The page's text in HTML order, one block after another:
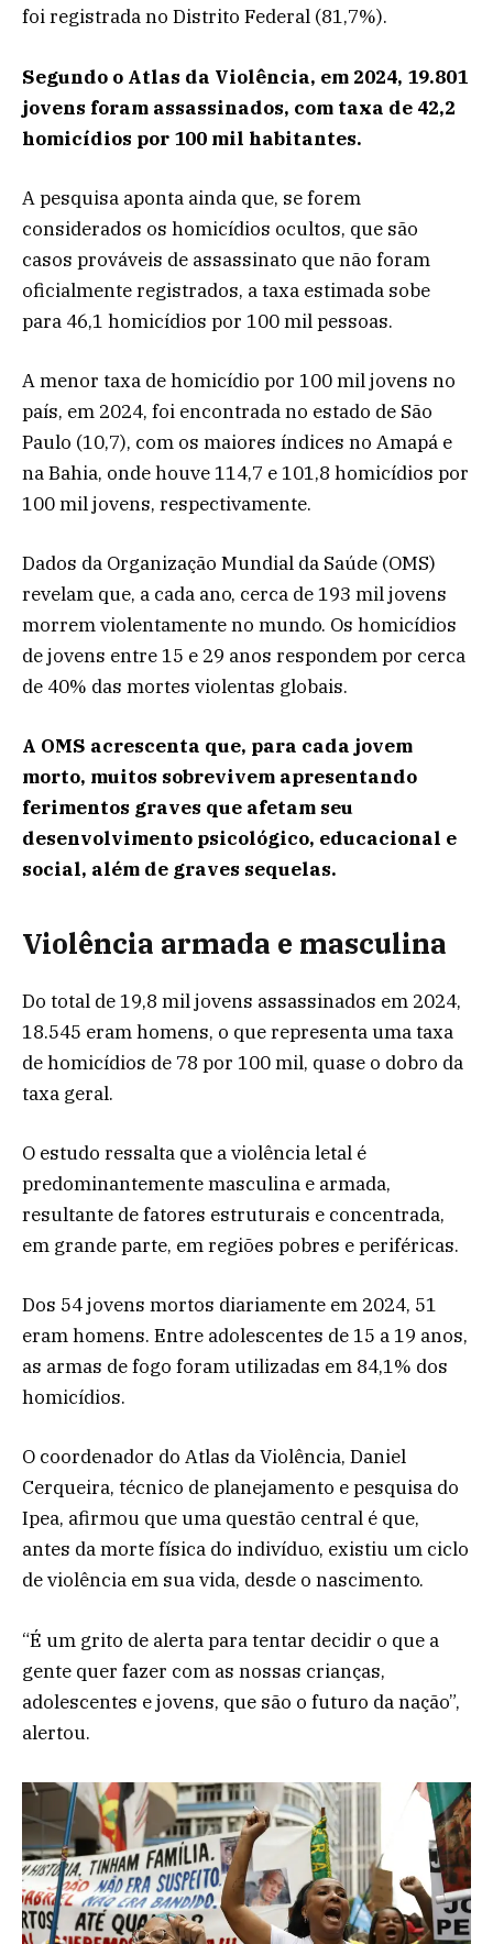
foi registrada no Distrito Federal (81,7%).
Segundo o Atlas da Violência, em 2024, 19.801
jovens foram assassinados, com taxa de 42,2
homicídios por 100 mil habitantes.
A pesquisa aponta ainda que, se forem
considerados os homicídios ocultos, que são
casos prováveis de assassinato que não foram
oficialmente registrados, a taxa estimada sobe
para 46,1 homicídios por 100 mil pessoas.
A menor taxa de homicídio por 100 mil jovens no
país, em 2024, foi encontrada no estado de São
Paulo (10,7), com os maiores índices no Amapá e
na Bahia, onde houve 114,7 e 101,8 homicídios por
100 mil jovens, respectivamente.
Dados da Organização Mundial da Saúde (OMS)
revelam que, a cada ano, cerca de 193 mil jovens
morrem violentamente no mundo. Os homicídios
de jovens entre 15 e 29 anos respondem por cerca
de 40% das mortes violentas globais.
A OMS acrescenta que, para cada jovem
morto, muitos sobrevivem apresentando
ferimentos graves que afetam seu
desenvolvimento psicológico, educacional e
social, além de graves sequelas.
Violência armada e masculina
Do total de 19,8 mil jovens assassinados em 2024,
18.545 eram homens, o que representa uma taxa
de homicídios de 78 por 100 mil, quase o dobro da
taxa geral.
O estudo ressalta que a violência letal é
predominantemente masculina e armada,
resultante de fatores estruturais e concentrada,
em grande parte, em regiões pobres e periféricas.
Dos 54 jovens mortos diariamente em 2024, 51
eram homens. Entre adolescentes de 15 a 19 anos,
as armas de fogo foram utilizadas em 84,1% dos
homicídios.
O coordenador do Atlas da Violência, Daniel
Cerqueira, técnico de planejamento e pesquisa do
Ipea, afirmou que uma questão central é que,
antes da morte física do indivíduo, existiu um ciclo
de violência em sua vida, desde o nascimento.
“É um grito de alerta para tentar decidir o que a
gente quer fazer com as nossas crianças,
adolescentes e jovens, que são o futuro da nação”,
alertou.